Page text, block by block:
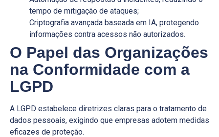
tempo de mitigação de ataques;
Criptografia avançada baseada em IA, protegendo
informações contra acessos não autorizados.
O Papel das Organizações
na Conformidade com a
LGPD
A LGPD estabelece diretrizes claras para o tratamento de
dados pessoais, exigindo que empresas adotem medidas
eficazes de proteção.